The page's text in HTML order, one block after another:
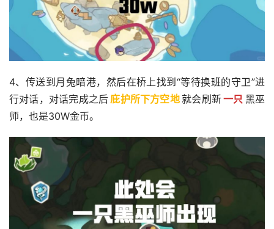
4、传送到月兔暗港，然后在桥上找到“等待换班的守卫”进
行对话，对话完成之后庇护所下方空地就会刷新一只 黑巫
师，也是30W金币。